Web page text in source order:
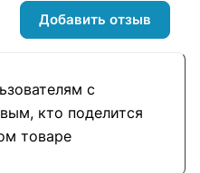
с
кто поделится
товаре
Добавить отзыв